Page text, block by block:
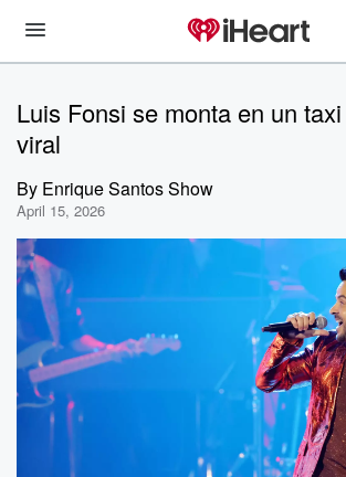
Luis Fonsi se monta en un
viral
By Enrique Santos Show
April 15, 2026